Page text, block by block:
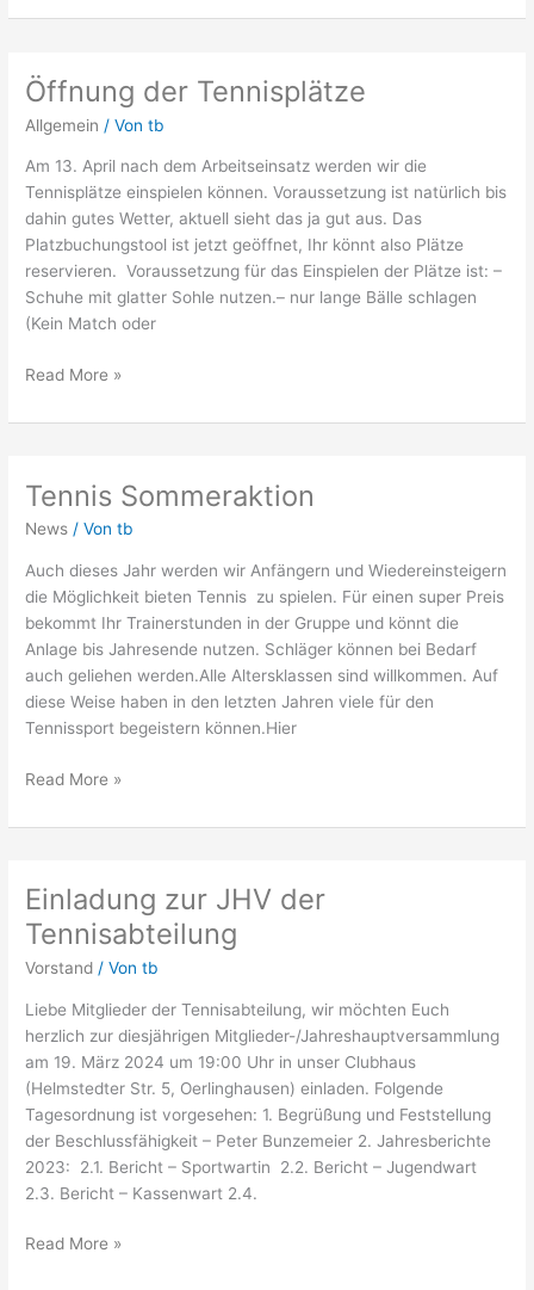
Öffnung der Tennisplätze
Allgemein / Vontb
Am 13. April nach dem Arbeitseinsatz werden wir die
Tennisplätze einspielen können. Voraussetzung ist natürlich bis
dahin gutes Wetter, aktuell sieht das ja gut aus. Das
Platzbuchungstool ist jetzt geöffnet, Ihr könnt also Plätze
reservieren. Voraussetzung für das Einspielen der Plätze ist: –
Schuhe mit glatter Sohle nutzen.– nur lange Bälle schlagen
(Kein Match oder
Öffnung
Tennisplätze
Read More »
Tennis Sommeraktion
News / Vontb
Auch dieses Jahr werden wir Anfängern und Wiedereinsteigern
die Möglichkeit bieten Tennis zu spielen. Für einen super Preis
bekommt Ihr Trainerstunden in der Gruppe und könnt die
Anlage bis Jahresende nutzen. Schläger können bei Bedarf
auch geliehen werden.Alle Altersklassen sind willkommen. Auf
diese Weise haben in den letzten Jahren viele für den
Tennissport begeistern können.Hier
Tennis
Read More »
Einladung zur JHV der
Tennisabteilung
Vorstand / Vontb
Liebe Mitglieder der Tennisabteilung, wir möchten Euch
herzlich zur diesjährigen Mitglieder-/Jahreshauptversammlung
am 19. März 2024 um 19:00 Uhr in unser Clubhaus
(Helmstedter Str. 5, Oerlinghausen) einladen. Folgende
Tagesordnung ist vorgesehen: 1. Begrüßung und Feststellung
der Beschlussfähigkeit – Peter Bunzemeier 2. Jahresberichte
2023: 2.1. Bericht – Sportwartin 2.2. Bericht – Jugendwart
2.3. Bericht – Kassenwart 2.4.
Einladung
zur
JHV
der
Tennisabteilung
Read More »